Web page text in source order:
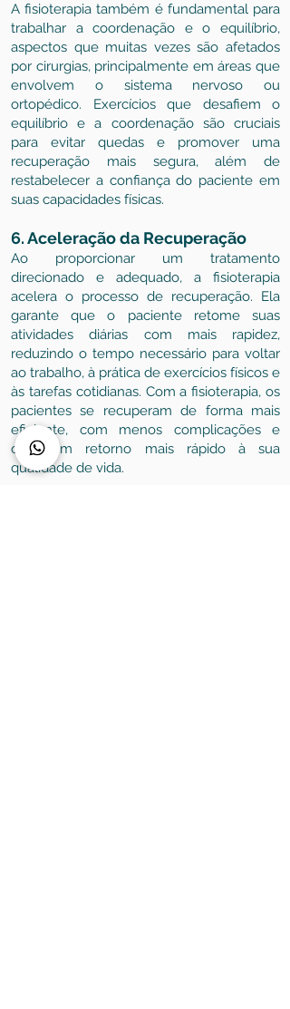
A fisioterapia também é fundamental para
trabalhar a coordenação e o equilíbrio,
aspectos que muitas vezes são afetados
por cirurgias, principalmente em áreas que
envolvem o sistema nervoso ou
ortopédico. Exercícios que desafiem o
equilíbrio e a coordenação são cruciais
para evitar quedas e promover uma
recuperação mais segura, além de
restabelecer a confiança do paciente em
suas capacidades físicas.
6. Aceleração da Recuperação
Ao proporcionar um tratamento
direcionado e adequado, a fisioterapia
acelera o processo de recuperação. Ela
garante que o paciente retome suas
atividades diárias com mais rapidez,
reduzindo o tempo necessário para voltar
ao trabalho, à prática de exercícios físicos e
às tarefas cotidianas. Com a fisioterapia, os
pacientes se recuperam de forma mais
eficiente, com menos complicações e
com um retorno mais rápido à sua
qualidade de vida.